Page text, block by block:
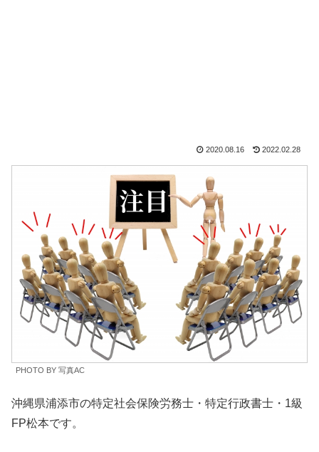
2020.08.16 2022.02.28
PHOTO BY 写真AC
沖縄県浦添市の特定社会保険労務士・特定行政書士・1級
FP松本です。